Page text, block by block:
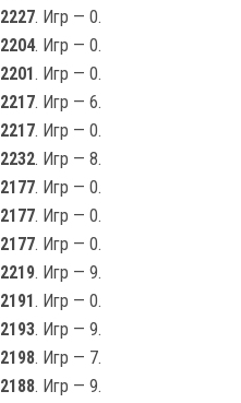
2227. Игр — 0.
2204. Игр — 0.
2201. Игр — 0.
2217. Игр — 6.
2217. Игр — 0.
2232. Игр — 8.
2177. Игр — 0.
2177. Игр — 0.
2177. Игр — 0.
2219. Игр — 9.
2191. Игр — 0.
2193. Игр — 9.
2198. Игр — 7.
2188. Игр — 9.